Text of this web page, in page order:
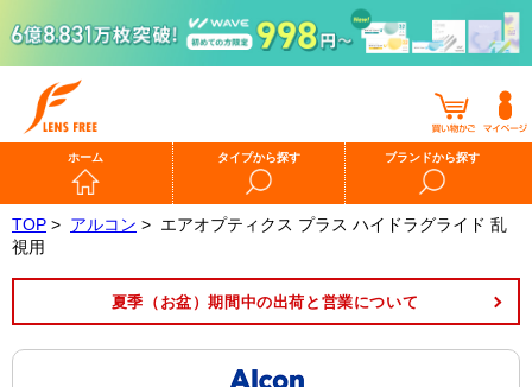
ホーム タイプから探す ブランドから探す
TOP > アルコン > エアオプティクス プラス ハイドラグライド 乱
視用
夏季（お盆）期間中の出荷と営業について